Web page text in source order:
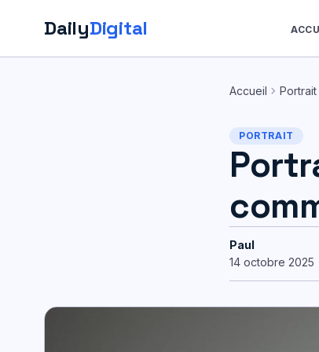
DailyDigital
Accueil chevron_right Portrait
PORTRAIT
Paul
14 octobre 2025